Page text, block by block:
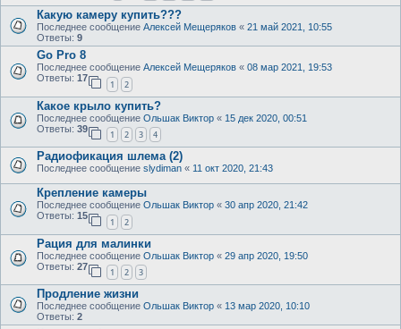
Какую камеру купить???
Последнее сообщение Алексей Мещеряков « 21 май 2021, 10:55
Ответы: 9
Go Pro 8
Последнее сообщение Алексей Мещеряков « 08 мар 2021, 19:53
Ответы: 17
1 2
Какое крыло купить?
Последнее сообщение Ольшак Виктор « 15 дек 2020, 00:51
Ответы: 39
1 2 3 4
Радиофикация шлема (2)
Последнее сообщение slydiman « 11 окт 2020, 21:43
Крепление камеры
Последнее сообщение Ольшак Виктор « 30 апр 2020, 21:42
Ответы: 15
1 2
Рация для малинки
Последнее сообщение Ольшак Виктор « 29 апр 2020, 19:50
Ответы: 27
1 2 3
Продление жизни
Последнее сообщение Ольшак Виктор « 13 мар 2020, 10:10
Ответы: 2